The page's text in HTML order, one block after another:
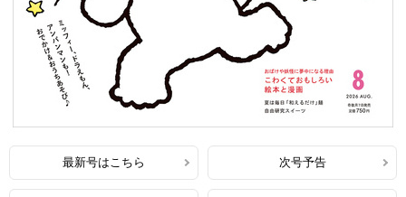
最新号はこちら 次号予告